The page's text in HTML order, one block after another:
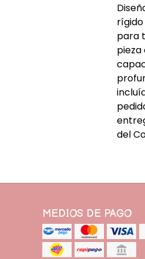
para
pieza
del
MEDIOS DE PAGO